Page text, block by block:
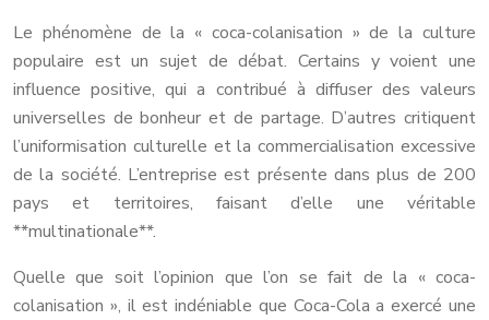
Le phénomène de la « coca-colanisation » de la culture
populaire est un sujet de débat. Certains y voient une
influence positive, qui a contribué à diffuser des valeurs
universelles de bonheur et de partage. D’autres critiquent
l’uniformisation culturelle et la commercialisation excessive
de la société. L’entreprise est présente dans plus de 200
pays et territoires, faisant d’elle une véritable
**multinationale**.
Quelle que soit l’opinion que l’on se fait de la « coca-
colanisation », il est indéniable que Coca-Cola a exercé une